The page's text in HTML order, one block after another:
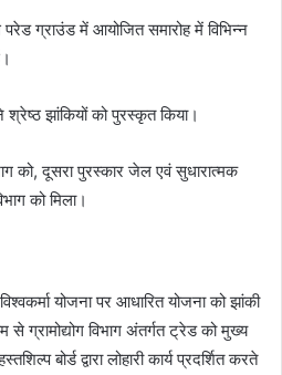
ग्राउंड में आयोजित समारोह में विभिन्न
श्रेष्ठ झांकियों को पुरस्कृत किया।
को, दूसरा पुरस्कार जेल एवं सुधारात्मक
को मिला।
विश्वकर्मा योजना पर आधारित योजना को झांकी
से ग्रामोद्योग विभाग अंतर्गत ट्रेड को मुख्य
बोर्ड द्वारा लोहारी कार्य प्रदर्शित करते